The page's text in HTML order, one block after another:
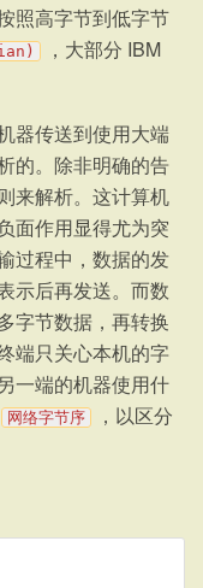
照高字节到低字节
，大部分 IBM
器传送到使用大端
的。除非明确的告
来解析。这计算机
面作用显得尤为突
过程中，数据的发
示后再发送。而数
字节数据，再转换
端只关心本机的字
一端的机器使用什
网络字节序 ，以区分